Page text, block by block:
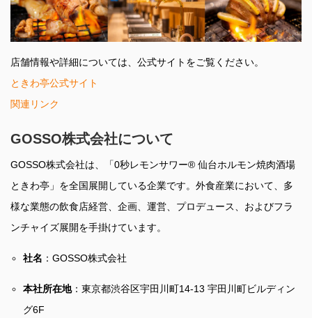
店舗情報や詳細については、公式サイトをご覧ください。
ときわ亭公式サイト
関連リンク
GOSSO株式会社について
GOSSO株式会社は、「0秒レモンサワー® 仙台ホルモン焼肉酒場
ときわ亭」を全国展開している企業です。外食産業において、多
様な業態の飲食店経営、企画、運営、プロデュース、およびフラ
ンチャイズ展開を手掛けています。
社名 ：GOSSO株式会社
本社所在地：東京都渋谷区宇田川町14-13 宇田川町ビルディン
グ6F